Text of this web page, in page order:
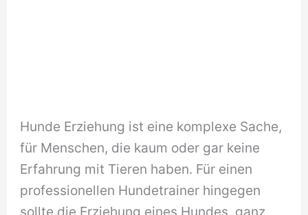
Hunde Erziehung ist eine komplexe Sache,
für Menschen, die kaum oder gar keine
Erfahrung mit Tieren haben. Für einen
professionellen Hundetrainer hingegen
sollte die Erziehung eines Hundes, ganz